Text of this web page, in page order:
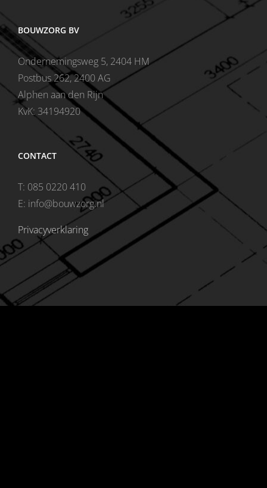
BOUWZORG BV
Ondernemingsweg 5, 2404 HM
Postbus 262, 2400 AG
Alphen aan den Rijn
KvK: 34194920
CONTACT
T: 085 0220 410
E: info@bouwzorg.nl
Privacyverklaring